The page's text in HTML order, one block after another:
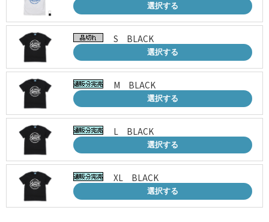
選択する
S BLACK
選択する
M BLACK
選択する
L BLACK
選択する
XL BLACK
選択する